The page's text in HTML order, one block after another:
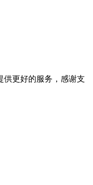
供更好的服务，感谢支